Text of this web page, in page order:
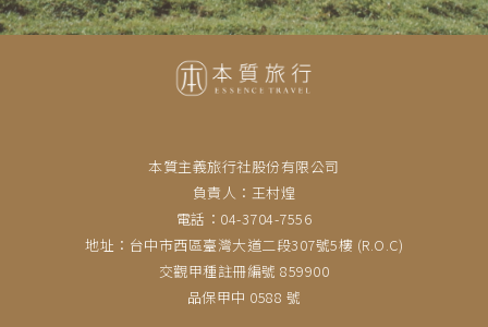
本質主義旅行社股份有限公司
負責人：王村煌
電話：04-3704-7556
地址：台中市西區臺灣大道二段307號5樓 (R.O.C)
交觀甲種註冊編號 859900
品保甲中 0588 號